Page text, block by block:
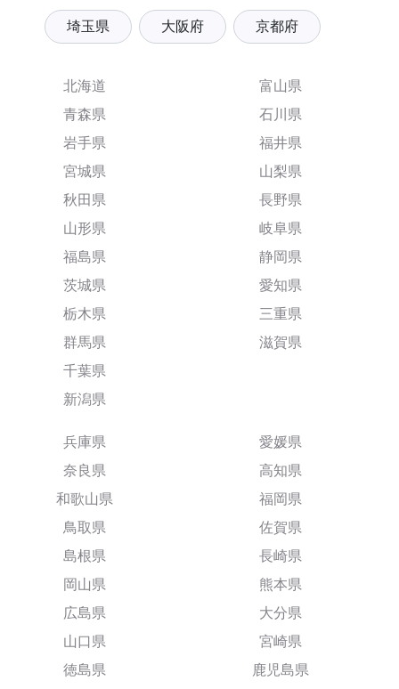
埼玉県 大阪府 京都府
北海道
青森県
岩手県
宮城県
秋田県
山形県
福島県
茨城県
栃木県
群馬県
千葉県
新潟県
富山県
石川県
福井県
山梨県
長野県
岐阜県
静岡県
愛知県
三重県
滋賀県
兵庫県
奈良県
和歌山県
鳥取県
島根県
岡山県
広島県
山口県
徳島県
愛媛県
高知県
福岡県
佐賀県
長崎県
熊本県
大分県
宮崎県
鹿児島県